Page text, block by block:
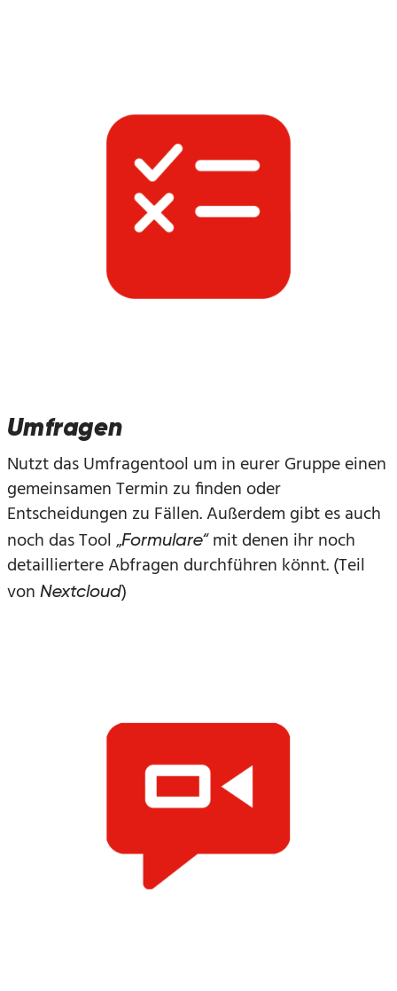
Umfragen
Nutzt das Umfragentool um in eurer Gruppe einen
gemeinsamen Termin zu finden oder
Entscheidungen zu Fällen. Außerdem gibt es auch
noch das Tool „Formulare“ mit denen ihr noch
detailliertere Abfragen durchführen könnt. (Teil
von Nextcloud)